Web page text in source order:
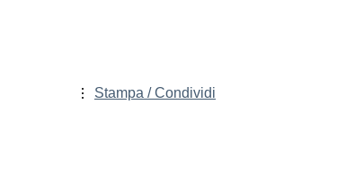
Stampa / Condividi